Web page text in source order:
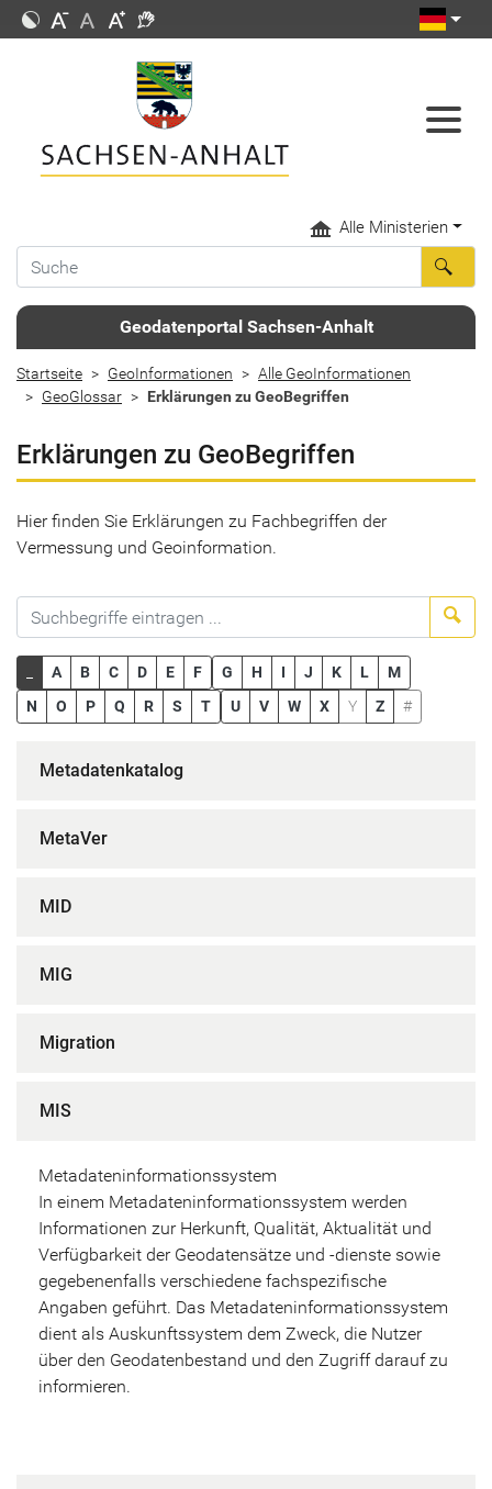
Alle Ministerien
Geodatenportal Sachsen-Anhalt
Startseite GeoInformationen
Alle GeoInformationen
GeoGlossar
Erklärungen zu GeoBegriffen
Erklärungen zu GeoBegriffen
Hier finden Sie Erklärungen zu Fachbegriffen der
Vermessung und Geoinformation.
A B C D E F G H I J K L
M
N
O P Q R S T U V W X Y Z #
Metadatenkatalog
MetaVer
MID
MIG
Migration
MIS
Metadateninformationssystem
In einem Metadateninformationssystem werden
Informationen zur Herkunft, Qualität, Aktualität und
Verfügbarkeit der Geodatensätze und -dienste sowie
gegebenenfalls verschiedene fachspezifische
Angaben geführt. Das Metadateninformationssystem
dient als Auskunftssystem dem Zweck, die Nutzer
über den Geodatenbestand und den Zugriff darauf zu
informieren.